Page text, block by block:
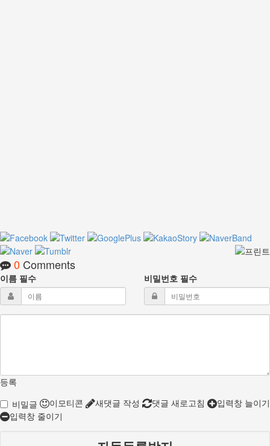
0 Comments
이름 필수 비밀번호 필수
등록
비밀글
이모티콘 새댓글 작성 댓글 새로고침
입력창 늘이기
입력창 줄이기